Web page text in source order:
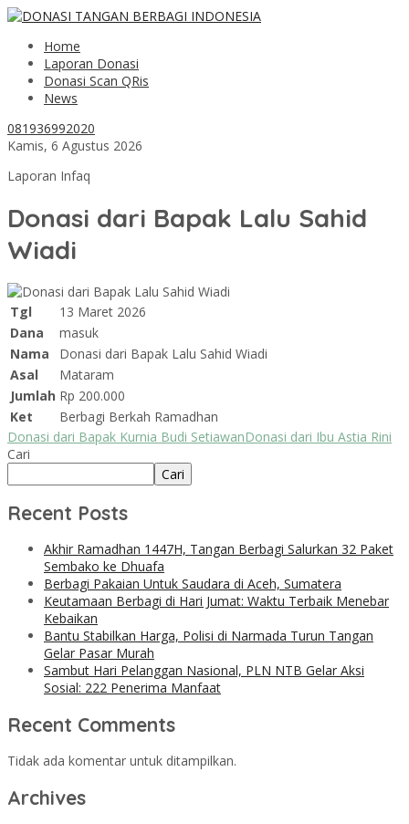
Home
Laporan Donasi
Donasi Scan QRis
News
081936992020
Kamis, 6 Agustus 2026
Laporan Infaq
Donasi dari Bapak Lalu Sahid
Wiadi
Tgl
13 Maret 2026
Dana
masuk
Nama
Donasi dari Bapak Lalu Sahid Wiadi
Asal
Mataram
Jumlah Rp 200.000
Ket
Berbagi Berkah Ramadhan
Donasi dari Bapak Kurnia Budi SetiawanDonasi dari Ibu Astia Rini
Cari
Cari
Recent Posts
Akhir Ramadhan 1447H, Tangan Berbagi Salurkan 32 Paket
Sembako ke Dhuafa
Berbagi Pakaian Untuk Saudara di Aceh, Sumatera
Keutamaan Berbagi di Hari Jumat: Waktu Terbaik Menebar
Kebaikan
Bantu Stabilkan Harga, Polisi di Narmada Turun Tangan
Gelar Pasar Murah
Sambut Hari Pelanggan Nasional, PLN NTB Gelar Aksi
Sosial: 222 Penerima Manfaat
Recent Comments
Tidak ada komentar untuk ditampilkan.
Archives